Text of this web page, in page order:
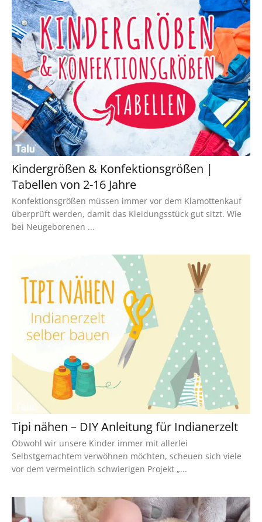
Kindergrößen & Konfektionsgrößen |
Tabellen von 2-16 Jahre
Konfektionsgrößen müssen immer vor dem Klamottenkauf
überprüft werden, damit das Kleidungsstück gut sitzt. Wie
bei Neugeborenen ...
Tipi nähen – DIY Anleitung für Indianerzelt
Obwohl wir unsere Kinder immer mit allerlei
Selbstgemachtem verwöhnen möchten, scheuen sich viele
vor dem vermeintlich schwierigen Projekt „...